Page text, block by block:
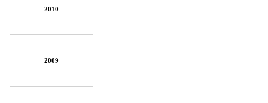
2010
2009